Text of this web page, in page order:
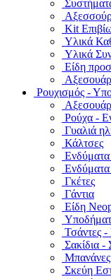
Kit
Υλικά
Υλικά
Είδη
Ρουχισμός -
Ρούχα -
Γυαλιά
Κάλτσες
Ενδύματα
Ενδύματα
Γκέτες
Γάντια
Είδη
Τσάντες -
Σακίδια -
Σκεύη